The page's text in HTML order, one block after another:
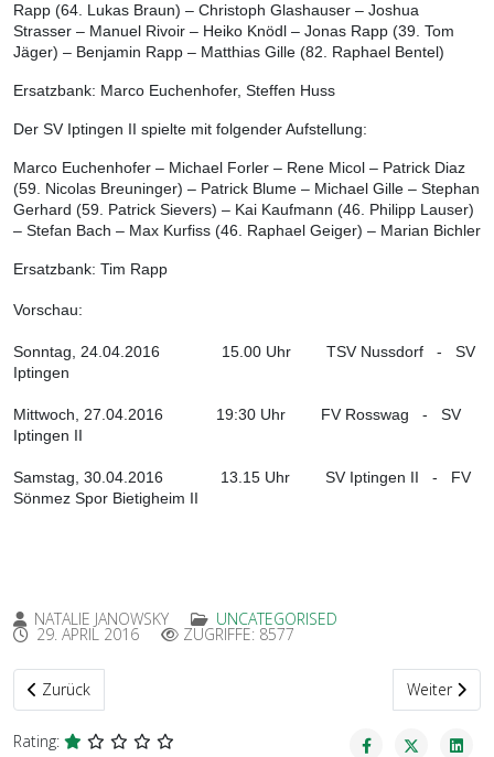
Rapp (64. Lukas Braun) – Christoph Glashauser – Joshua
Strasser – Manuel Rivoir – Heiko Knödl – Jonas Rapp (39. Tom
Jäger) – Benjamin Rapp – Matthias Gille (82. Raphael Bentel)
Ersatzbank: Marco Euchenhofer, Steffen Huss
Der SV Iptingen II spielte mit folgender Aufstellung:
Marco Euchenhofer – Michael Forler – Rene Micol ­– Patrick Diaz
(59. Nicolas Breuninger) – Patrick Blume – Michael Gille – Stephan
Gerhard (59. Patrick Sievers) – Kai Kaufmann (46. Philipp Lauser)
– Stefan Bach – Max Kurfiss (46. Raphael Geiger) – Marian Bichler
Ersatzbank: Tim Rapp
Vorschau:
Sonntag, 24.04.2016 15.00 Uhr TSV Nussdorf - SV
Iptingen
Mittwoch, 27.04.2016 19:30 Uhr FV Rosswag - SV
Iptingen II
Samstag, 30.04.2016 13.15 Uhr SV Iptingen II - FV
Sönmez Spor Bietigheim II
NATALIE JANOWSKY UNCATEGORISED
29. APRIL 2016 ZUGRIFFE: 8577
Vorheriger Beitrag: An die Maske, Fertig, Los!
Zurück Nächster
Weiter
Rating: